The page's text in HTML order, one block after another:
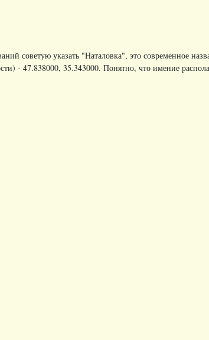
советую указать "Наталовка", это современное
- 47.838000, 35.343000. Понятно, что имение